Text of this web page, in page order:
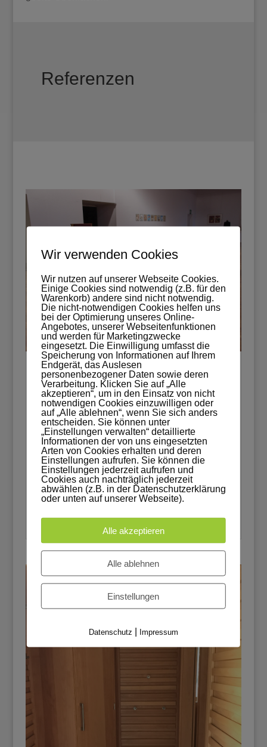
Referenzen
Sitz- und Terrassenmöbel
vonadmin|Feb. 20, 2019|alle,Möbelbau
Durch Variieren der Positionen der Lehnen
ergeben sich mehrere
Gestaltungsmöglichkeiten. Ein zusätzliches
Eckelement mit Aufsatztisch lässt weitere
Kombinationen zu. Komplettiert wird die
Möbelgruppe durch einen separaten
Tisch.So kann es schon mal aussehen in
der...
Wir verwenden Cookies
Wir nutzen auf unserer Webseite Cookies.
Einige Cookies sind notwendig (z.B. für den
Warenkorb) andere sind nicht notwendig.
Die nicht-notwendigen Cookies helfen uns
bei der Optimierung unseres Online-
Angebotes, unserer Webseitenfunktionen
und werden für Marketingzwecke
eingesetzt. Die Einwilligung umfasst die
Speicherung von Informationen auf Ihrem
Endgerät, das Auslesen
personenbezogener Daten sowie deren
Verarbeitung. Klicken Sie auf „Alle
akzeptieren“, um in den Einsatz von nicht
notwendigen Cookies einzuwilligen oder
auf „Alle ablehnen“, wenn Sie sich anders
entscheiden. Sie können unter
„Einstellungen verwalten“ detaillierte
Informationen der von uns eingesetzten
Arten von Cookies erhalten und deren
Einstellungen aufrufen. Sie können die
Einstellungen jederzeit aufrufen und
Cookies auch nachträglich jederzeit
abwählen (z.B. in der Datenschutzerklärung
oder unten auf unserer Webseite).
Alle akzeptieren
Alle ablehnen
Einstellungen
Datenschutz | Impressum